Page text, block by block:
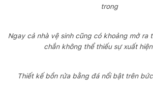
trong
Ngay cả nhà vệ sinh cũng có khoảng mở ra
chắn không thể thiếu sự xuất
Thiết kế bồn rửa bằng đá nổi bật trên